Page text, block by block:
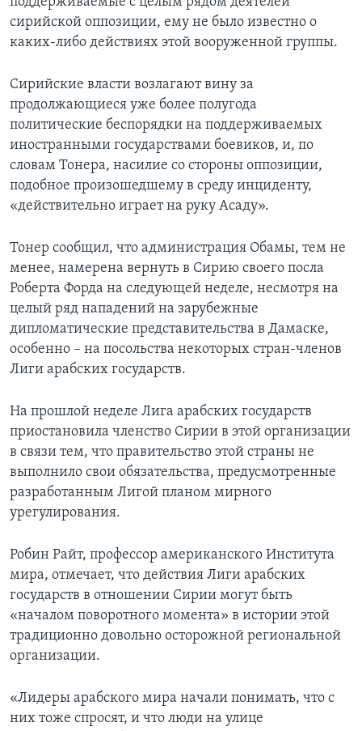
сирийской оппозиции, ему не было известно о
каких-либо действиях этой вооруженной группы.
Сирийские власти возлагают вину за
продолжающиеся уже более полугода
политические беспорядки на поддерживаемых
иностранными государствами боевиков, и, по
словам Тонера, насилие со стороны оппозиции,
подобное произошедшему в среду инциденту,
«действительно играет на руку Асаду».
Тонер сообщил, что администрация Обамы, тем не
менее, намерена вернуть в Сирию своего посла
Роберта Форда на следующей неделе, несмотря на
целый ряд нападений на зарубежные
дипломатические представительства в Дамаске,
особенно – на посольства некоторых стран-членов
Лиги арабских государств.
На прошлой неделе Лига арабских государств
приостановила членство Сирии в этой организации
в связи тем, что правительство этой страны не
выполнило свои обязательства, предусмотренные
разработанным Лигой планом мирного
урегулирования.
Робин Райт, профессор американского Института
мира, отмечает, что действия Лиги арабских
государств в отношении Сирии могут быть
«началом поворотного момента» в истории этой
традиционно довольно осторожной региональной
организации.
«Лидеры арабского мира начали понимать, что с
них тоже спросят, и что люди на улице